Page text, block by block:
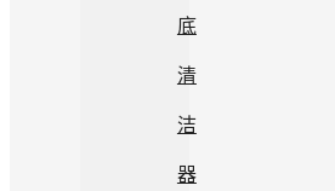
底
清
洁
器